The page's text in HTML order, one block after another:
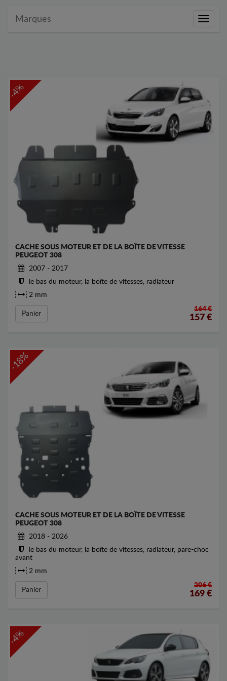
Marques
-4%
CACHE SOUS MOTEUR ET DE LA BOÎTE DE VITESSE
PEUGEOT 308
2007 - 2017
le bas du moteur, la boîte de vitesses, radiateur
2 mm
Panier
164 €
157 €
-18%
CACHE SOUS MOTEUR ET DE LA BOÎTE DE VITESSE
PEUGEOT 308
2018 - 2026
le bas du moteur, la boîte de vitesses, radiateur, pare-choc
avant
2 mm
Panier
206 €
169 €
-4%